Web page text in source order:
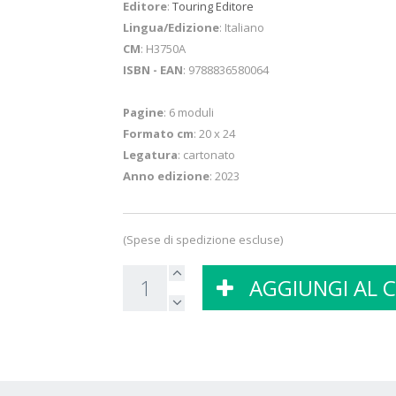
Editore: Touring Editore
Lingua/Edizione: Italiano
CM: H3750A
ISBN - EAN: 9788836580064
Pagine: 6 moduli
Formato cm: 20 x 24
Legatura: cartonato
Anno edizione: 2023
(Spese di spedizione escluse)
AGGIUNGI AL